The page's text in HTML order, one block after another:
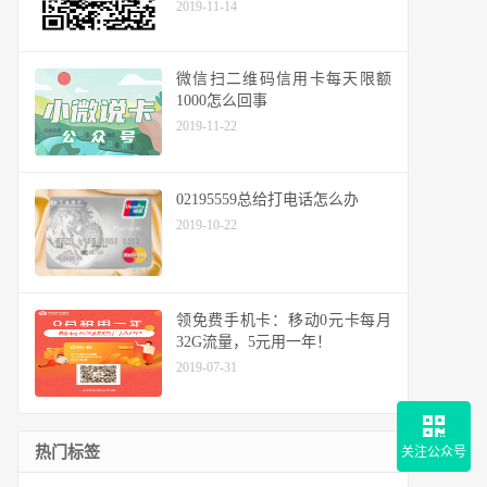
2019-11-14
微信扫二维码信用卡每天限额
1000怎么回事
2019-11-22
02195559总给打电话怎么办
2019-10-22
领免费手机卡：移动0元卡每月
32G流量，5元用一年！
2019-07-31
热门标签 关注公众号